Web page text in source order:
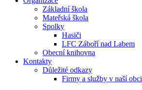
Základní škola
Mateřská škola
Spolky
Hasiči
LFC Záboří nad Labem
Obecní knihovna
Kontakty
Důležité odkazy
Firmy a služby v naší obci